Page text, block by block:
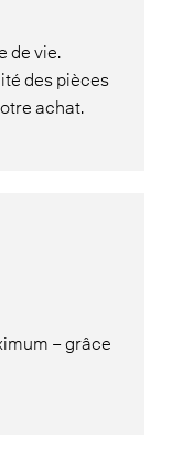
de vie.
des pièces
achat.
– grâce